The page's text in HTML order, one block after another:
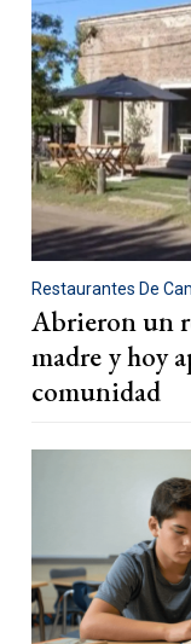
Restaurantes De
Abrieron un
madre y hoy
comunidad